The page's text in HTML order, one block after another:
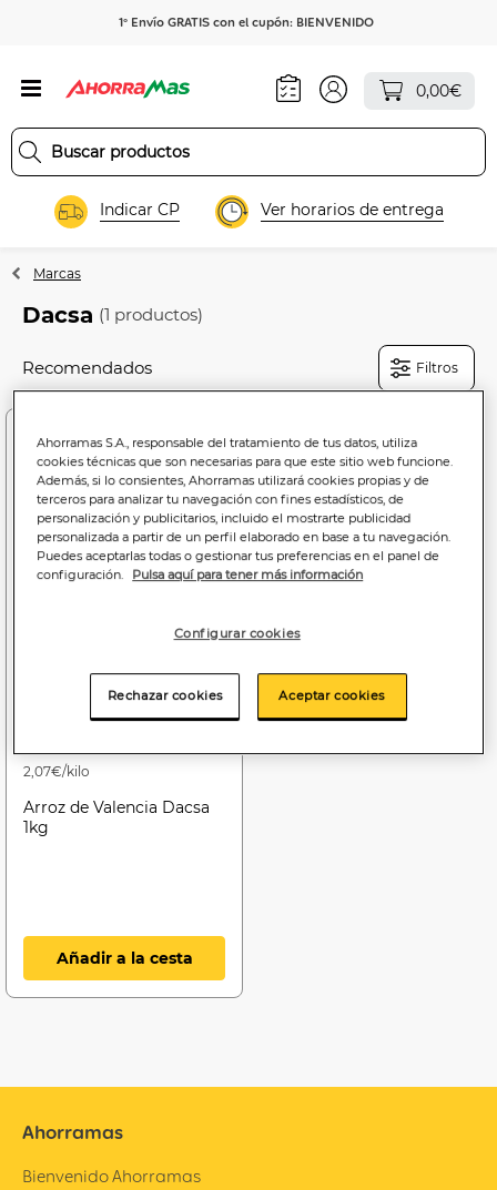
1º Envío GRATIS con el cupón: BIENVENIDO
0,00€
Indicar CP Ver horarios de entrega
Marcas
Dacsa (1 productos)
Filtros
2,07€/kilo
Arroz de Valencia Dacsa
1kg
Añadir a la cesta
Ahorramas
Bienvenido Ahorramas
Ahorramas S.A., responsable del tratamiento de tus datos, utiliza
cookies técnicas que son necesarias para que este sitio web funcione.
Además, si lo consientes, Ahorramas utilizará cookies propias y de
terceros para analizar tu navegación con fines estadísticos, de
personalización y publicitarios, incluido el mostrarte publicidad
personalizada a partir de un perfil elaborado en base a tu navegación.
Puedes aceptarlas todas o gestionar tus preferencias en el panel de
configuración. Pulsa aquí para tener más información
Configurar cookies
Rechazar cookies Aceptar cookies